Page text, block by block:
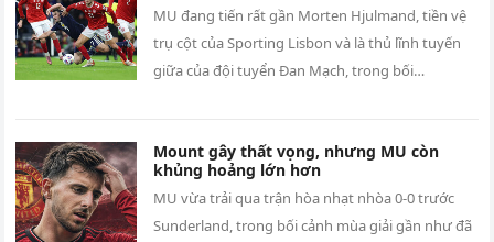
MU đang tiến rất gần Morten Hjulmand, tiền vệ
trụ cột của Sporting Lisbon và là thủ lĩnh tuyến
giữa của đội tuyển Đan Mạch, trong bối…
Mount gây thất vọng, nhưng MU còn
khủng hoảng lớn hơn
MU vừa trải qua trận hòa nhạt nhòa 0-0 trước
Sunderland, trong bối cảnh mùa giải gần như đã